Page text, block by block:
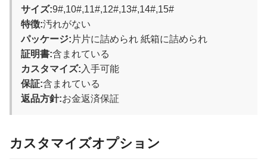
サイズ:9#,10#,11#,12#,13#,14#,15#
特徴:汚れがない
パッケージ: 片片に詰められ 紙箱に詰められ
証明書:含まれている
カスタマイズ: 入手可能
保証:含まれている
返品方針:お金返済保証
カスタマイズオプション